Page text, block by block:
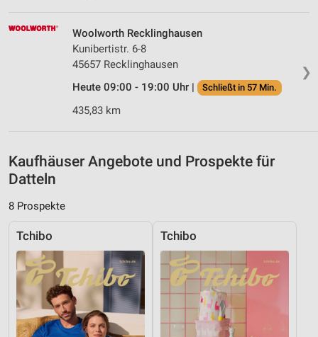
❯
Woolworth Recklinghausen
Kunibertistr. 6-8
45657 Recklinghausen
Heute 09:00 - 19:00 Uhr |
Schließt in 57 Min.
435,83 km
Kaufhäuser Angebote und Prospekte für
Datteln
8 Prospekte
Tchibo Tchibo
Erstellung von Profilen zur Personalisierung
von Inhalten
personalisierter Inhalte
Messung der Werbeleistung
Analyse von Zielgruppen durch Statistiken oder
Kombinationen von Daten aus verschiedenen
Quellen
Verwendung reduzierter Daten zur Auswahl von
Inhalten
IAB-Besonderheiten:
Verwendung genauer Standortdaten